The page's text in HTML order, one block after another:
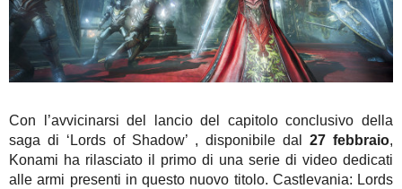
Con l’avvicinarsi del lancio del capitolo conclusivo della
saga di ‘Lords of Shadow’ , disponibile dal 27 febbraio,
Konami ha rilasciato il primo di una serie di video dedicati
alle armi presenti in questo nuovo titolo. Castlevania: Lords